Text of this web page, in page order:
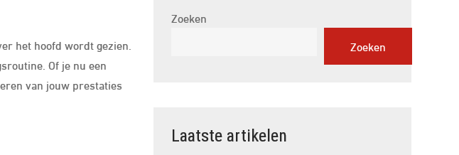
het hoofd wordt gezien.
Of je nu een
van jouw prestaties
Zoeken
Zoeken
Laatste artikelen